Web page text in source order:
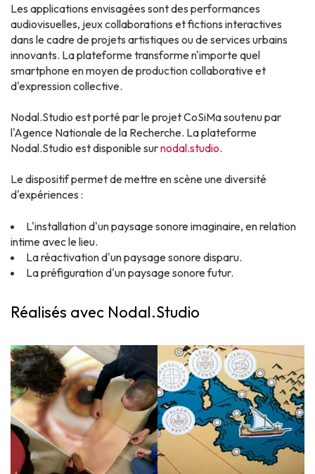
Les applications envisagées sont des performances
audiovisuelles, jeux collaborations et fictions interactives
dans le cadre de projets artistiques ou de services urbains
innovants. La plateforme transforme n'importe quel
smartphone en moyen de production collaborative et
d'expression collective.
Nodal.Studio est porté par le projet CoSiMa soutenu par
l'Agence Nationale de la Recherche. La plateforme
Nodal.Studio est disponible surnodal.studio.
Le dispositif permet de mettre en scène une diversité
d'expériences :
L'installation d'un paysage sonore imaginaire, en relation
intime avec le lieu.
La réactivation d'un paysage sonore disparu.
La préfiguration d'un paysage sonore futur.
Réalisés avec Nodal.Studio